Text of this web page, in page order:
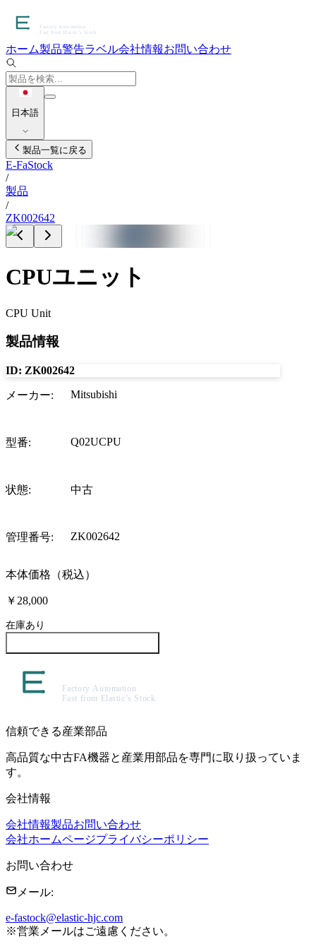
ホーム製品警告ラベル会社情報お問い合わせ
日本語
製品一覧に戻る
E-FaStock
/
製品
/
ZK002642
CPUユニット
CPU Unit
製品情報
ID: ZK002642
メーカー: Mitsubishi
型番: Q02UCPU
状態: 中古
管理番号: ZK002642
本体価格（税込）
￥28,000
在庫あり
信頼できる産業部品
高品質な中古FA機器と産業用部品を専門に取り扱っていま
す。
会社情報
会社情報製品お問い合わせ
会社ホームページプライバシーポリシー
お問い合わせ
メール:
e-fastock@elastic-hjc.com
※営業メールはご遠慮ください。